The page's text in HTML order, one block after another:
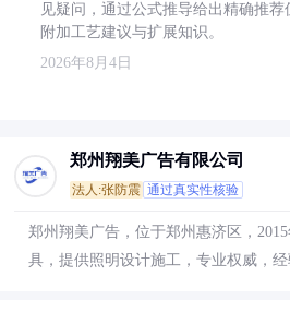
见疑问，通过公式推导给出精确推
附加工艺建议与扩展知识。
2026年8月4日
郑州翔美广告有限公司
法人:张防震 通过真实性核验
郑州翔美广告，位于郑州惠济区，
具，提供照明设计施工，专业权威，经